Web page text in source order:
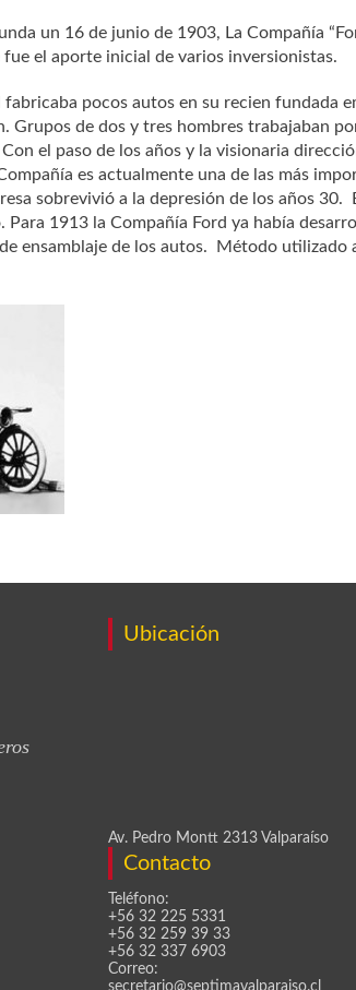
un 16 de junio de 1903, La Compañía
fue el aporte inicial de varios inversionistas.
fabricaba pocos autos en su recien fundada
Grupos de dos y tres hombres trabajaban
el paso de los años y la visionaria
es actualmente una de las más
sobrevivió a la depresión de los años 30.
1913 la Compañía Ford ya había
ensamblaje de los autos. Método utilizado
Ubicación
Av. Pedro Montt 2313 Valparaíso
Contacto
Teléfono:
+56 32 225 5331
+56 32 259 39 33
+56 32 337 6903
Correo:
secretario@septimavalparaiso.cl